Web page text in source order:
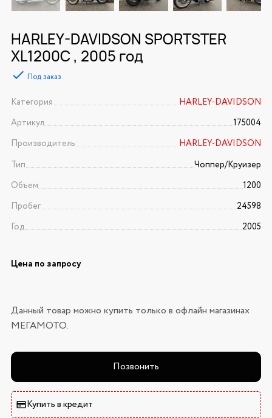
HARLEY-DAVIDSON SPORTSTER
XL1200C , 2005 год
Под заказ
Категория
HARLEY-DAVIDSON
Артикул
175004
Производитель
HARLEY-DAVIDSON
Тип
Чоппер/Круизер
Объем
1200
Пробег
24598
Год
2005
Цена по запросу
Данный товар можно купить только в офлайн магазинах
МЕГАМОТО.
Позвонить
Купить в кредит